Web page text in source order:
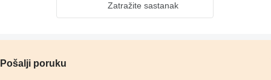
Zatražite sastanak
Pošalji poruku